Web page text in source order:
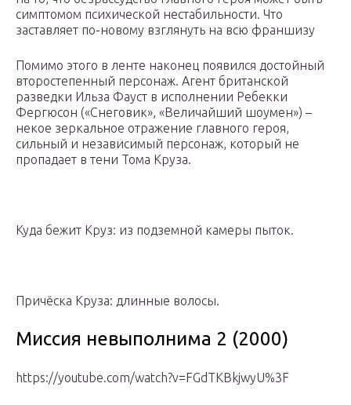
симптомом психической нестабильности. Что
заставляет по-новому взглянуть на всю франшизу
Помимо этого в ленте наконец появился достойный
второстепенный персонаж. Агент британской
разведки Ильза Фауст в исполнении Ребекки
Фергюсон («Снеговик», «Величайший шоумен») –
некое зеркальное отражение главного героя,
сильный и независимый персонаж, который не
пропадает в тени Тома Круза.
Куда бежит Круз: из подземной камеры пыток.
Причёска Круза: длинные волосы.
Миссия невыполнима 2 (2000)
https://youtube.com/watch?v=FGdTKBkjwyU%3F